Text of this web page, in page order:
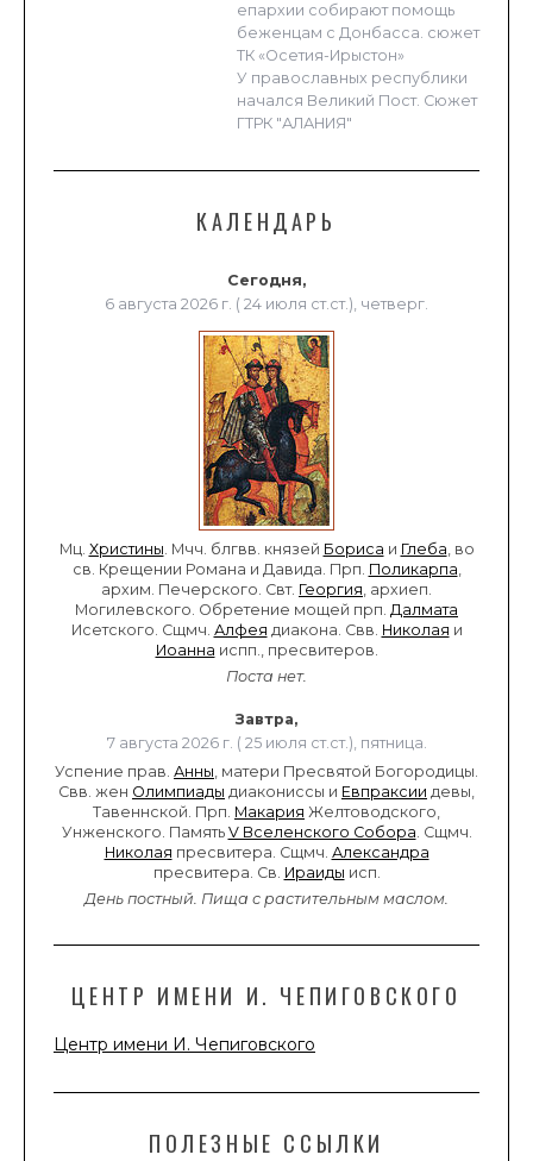
епархии собирают помощь
беженцам с Донбасса. сюжет
ТК «Осетия-Ирыстон»
У православных республики
начался Великий Пост. Сюжет
ГТРК "АЛАНИЯ"
КАЛЕНДАРЬ
Сегодня,
6 августа 2026 г. ( 24 июля ст.ст.), четверг.
Мц. Христины. Мчч. блгвв. князей Бориса и Глеба, во
св. Крещении Романа и Давида. Прп. Поликарпа,
архим. Печерского. Свт. Георгия, архиеп.
Могилевского. Обретение мощей прп. Далмата
Исетского. Сщмч. Алфея диакона. Свв. Николая и
Иоанна испп., пресвитеров.
Поста нет.
Завтра,
7 августа 2026 г. ( 25 июля ст.ст.), пятница.
Успение прав. Анны, матери Пресвятой Богородицы.
Свв. жен Олимпиады диакониссы и Евпраксии девы,
Тавеннской. Прп. Макария Желтоводского,
Унженского. Память V Вселенского Собора. Сщмч.
Николая пресвитера. Сщмч. Александра
пресвитера. Св. Ираиды исп.
День постный. Пища с растительным маслом.
ЦЕНТР ИМЕНИ И. ЧЕПИГОВСКОГО
Центр имени И. Чепиговского
ПОЛЕЗНЫЕ ССЫЛКИ